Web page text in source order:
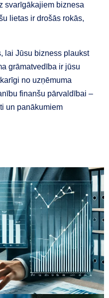
svarīgākajiem biznesa
lietas ir drošās rokās,
lai Jūsu bizness plaukst
grāmatvedība ir jūsu
no uzņēmuma
finanšu pārvaldībai –
un panākumiem